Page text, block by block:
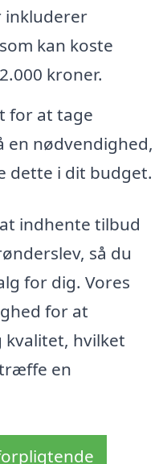
inkluderer
kan koste
kroner.
for at tage
en nødvendighed,
dette i dit budget.
indhente tilbud
så du
for dig. Vores
for at
kvalitet, hvilket
en